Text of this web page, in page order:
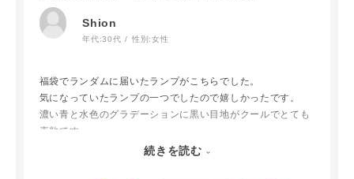
Shion
年代:30代 性別:女性
福袋でランダムに届いたランプがこちらでした。
気になっていたランプの一つでしたので嬉しかったです。
濃い青と水色のグラデーションに黒い目地がクールでとても
素敵です。
存在感のある佇まいなのでインテリアとしてもおすすめで
続きを読む